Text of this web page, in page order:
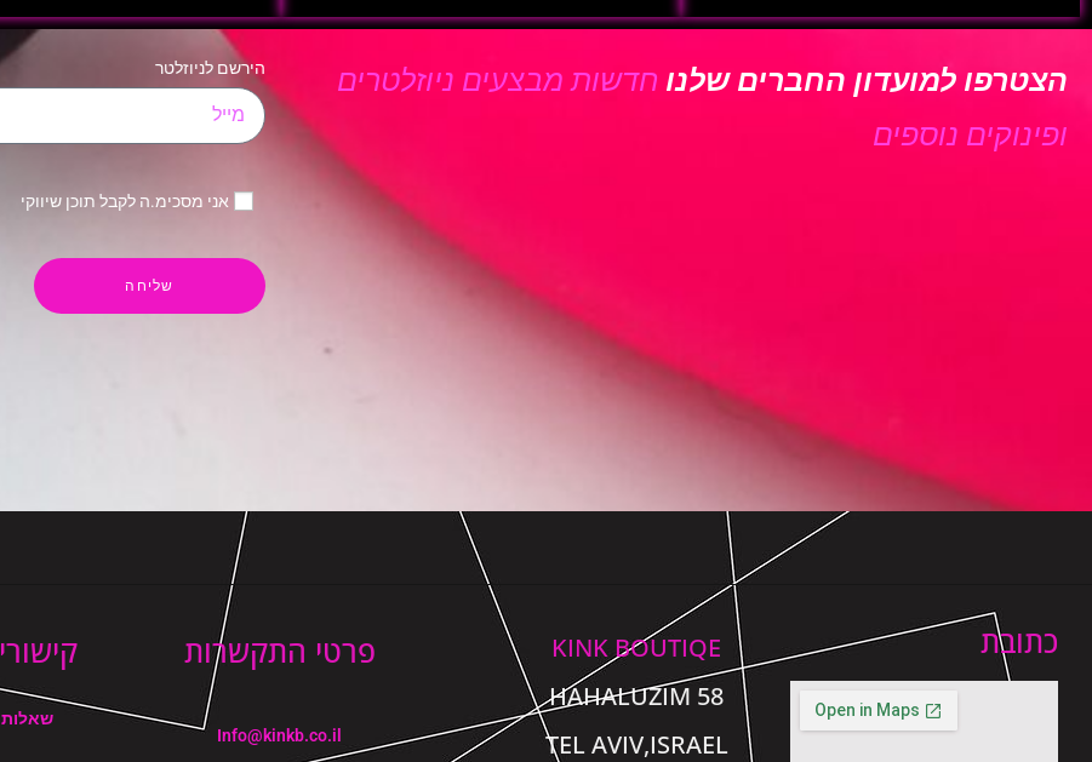
הצטרפו למועדון החברים שלנו חדשות מבצעים ניוזלטרים
ופינוקים נוספים
הירשם לניוזלטר
אני מסכימ.ה לקבל תוכן שיווקי
שליחה
כתובת
KINK BOUTIQE
58 HAHALUZIM
TEL AVIV,ISRAEL
פרטי התקשרות
Info@kinkb.co.il
שאלות